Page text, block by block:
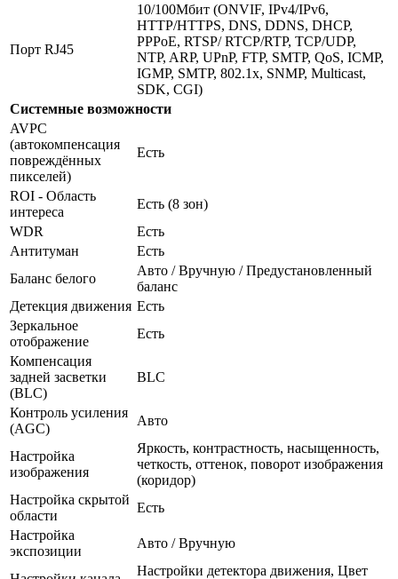
Порт RJ45
10/100Мбит (ONVIF, IPv4/IPv6,
HTTP/HTTPS, DNS, DDNS, DHCP,
PPPoE, RTSP/ RTCP/RTP, TCP/UDP,
NTP, ARP, UPnP, FTP, SMTP, QoS, ICMP,
IGMP, SMTP, 802.1x, SNMP, Multicast,
SDK, CGI)
Системные возможности
AVPC
(автокомпенсация
повреждённых
пикселей)
Есть
ROI - Область
интереса
Есть (8 зон)
WDR
Есть
Антитуман
Есть
Баланс белого
Авто / Вручную / Предустановленный
баланс
Детекция движения Есть
Зеркальное
отображение
Есть
Компенсация
задней засветки
(BLC)
BLC
Контроль усиления
(AGC)
Авто
Настройка
изображения
Яркость, контрастность, насыщенность,
четкость, оттенок, поворот изображения
(коридор)
Настройка скрытой
области
Есть
Настройка
экспозиции
Авто / Вручную
Настройки детектора движения, Цвет